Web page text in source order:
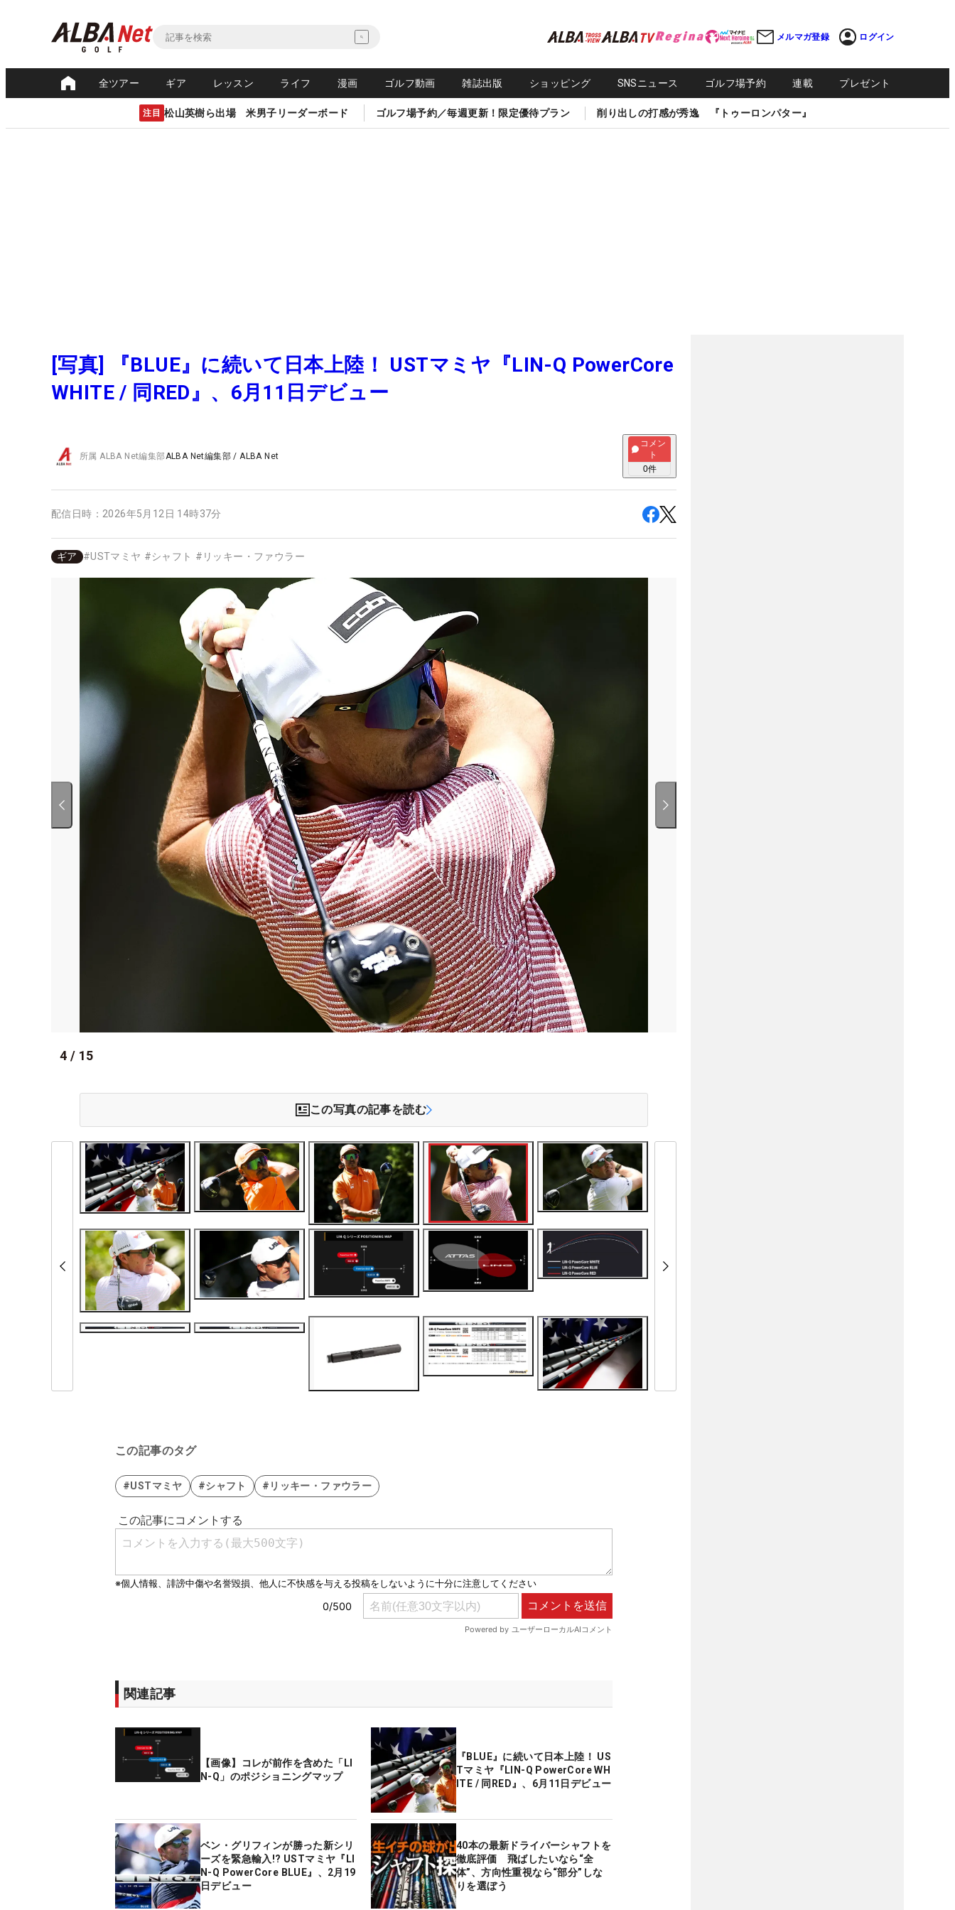
メルマガ登録 ログイン
全ツアー ギア レッスン ライフ 漫画 ゴルフ動画 雑誌出版 ショッピング SNSニュース ゴルフ場予約 連載 プレゼント
注目 松山英樹ら出場 米男子リーダーボード ゴルフ場予約／毎週更新！限定優待プラン 削り出しの打感が秀逸 『トゥーロンパター』
[写真] 『BLUE』に続いて日本上陸！ USTマミヤ『LIN-Q PowerCore
WHITE / 同RED』、6月11日デビュー
所属ALBA Net編集部ALBA Net編集部 /ALBA Net
コメン
ト
0件
配信日時： 2026年5月12日 14時37分
ギア #USTマミヤ #シャフト # リッキー・ファウラー
4 / 15
この写真の記事を読む
この記事のタグ
#USTマミヤ #シャフト #リッキー・ファウラー
関連記事
【画像】コレが前作を含めた「LI
N-Q」のポジショニングマップ
『BLUE』に続いて日本上陸！ US
Tマミヤ『LIN-Q PowerCore WH
ITE / 同RED』、6月11日デビュー
ベン・グリフィンが勝った新シリ
ーズを緊急輸入!? USTマミヤ『LI
N-Q PowerCore BLUE』、2月19
日デビュー
40本の最新ドライバーシャフトを
徹底評価 飛ばしたいなら“全
体”、方向性重視なら“部分”しな
りを選ぼう